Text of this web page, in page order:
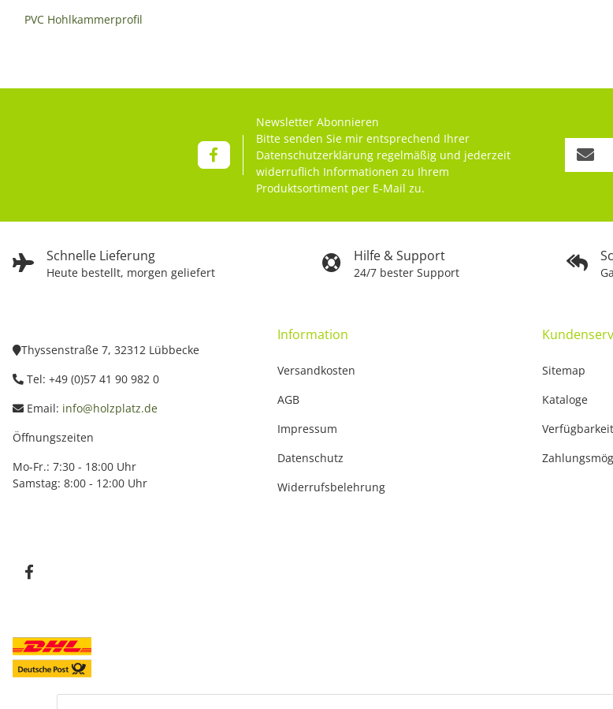
PVC Hohlkammerprofil
Schnelle Lieferung
Heute bestellt, morgen geliefert
Hilfe & Support
24/7 bester Support
Newsletter Abonnieren
Bitte senden Sie mir entsprechend Ihrer
Datenschutzerklärung regelmäßig und jederzeit
widerruflich Informationen zu Ihrem
Produktsortiment per E-Mail zu.
Thyssenstraße 7, 32312 Lübbecke
Tel: +49 (0)57 41 90 982 0
Email: info@holzplatz.de
Öffnungszeiten
Mo-Fr.: 7:30 - 18:00 Uhr
Samstag: 8:00 - 12:00 Uhr
Information
Versandkosten
AGB
Impressum
Datenschutz
Widerrufsbelehrung
Sitemap
Kataloge
Verfügbarkeit